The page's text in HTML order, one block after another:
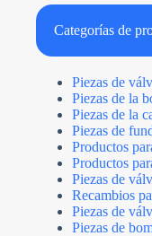
c
u
t
y
s
e
l
e
c
t
e
d
Carga de
Elegir archivo
Enviar
Categorías de
Piezas de
Piezas de la
Piezas de la
Piezas de
Productos
Productos
Piezas de
Recambios
Piezas de
Piezas de